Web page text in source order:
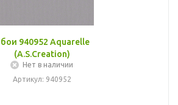
940952 Aquarelle
(A.S.Creation)
Нет в наличии
Артикул: 940952